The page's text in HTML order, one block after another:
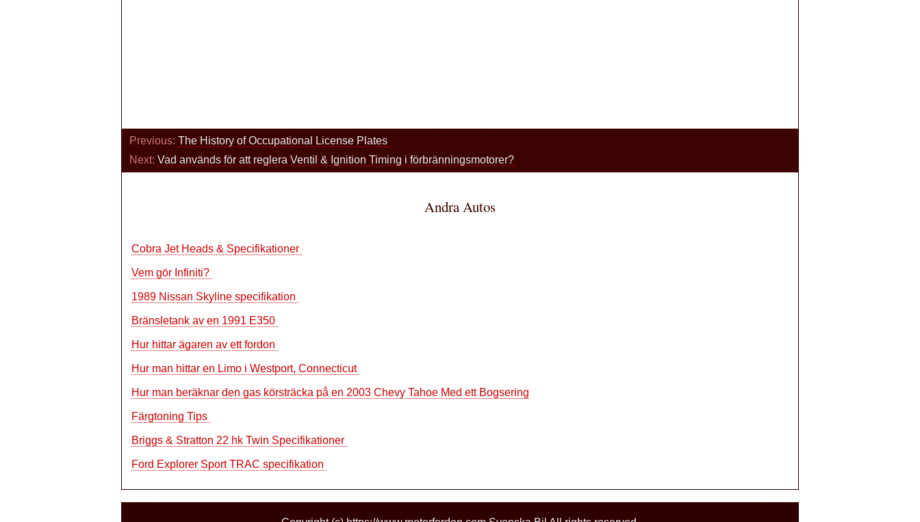
Previous: The History of Occupational License Plates
Next: Vad används för att reglera Ventil & Ignition Timing i förbränningsmotorer?
Andra Autos
Cobra Jet Heads & Specifikationer
Vem gör Infiniti?
1989 Nissan Skyline specifikation
Bränsletank av en 1991 E350
Hur hittar ägaren av ett fordon
Hur man hittar en Limo i Westport, Connecticut
Hur man beräknar den gas körsträcka på en 2003 Chevy Tahoe Med ett Bogsering
Färgtoning Tips
Briggs & Stratton 22 hk Twin Specifikationer
Ford Explorer Sport TRAC specifikation